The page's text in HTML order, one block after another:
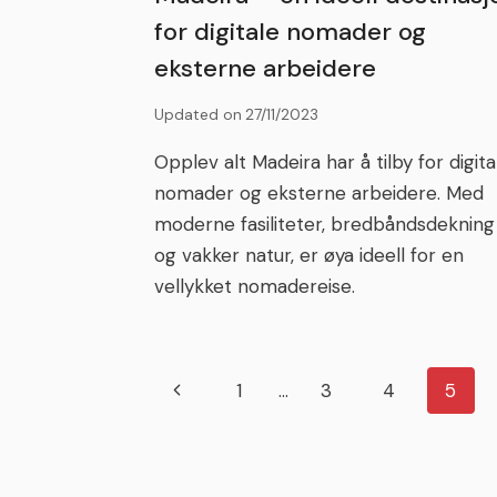
for digitale nomader og
eksterne arbeidere
Updated on 27/11/2023
Opplev alt Madeira har å tilby for
nomader og eksterne arbeidere. Med
moderne fasiliteter, bredbåndsdekning
og vakker natur, er øya ideell for en
vellykket nomadereise.
Page
Previous1 … 3 4 5